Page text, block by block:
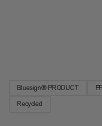
Bluesign® PRODUCT
Recycled